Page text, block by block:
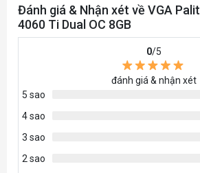
Board Size
Recommended System Power 650W
Supplementary Power
Connectors
Đánh giá & Nhận xét về VGA
4060 Ti Dual OC 8GB
0/5
đánh giá & nhận xét
5 sao
4 sao
3 sao
2 sao